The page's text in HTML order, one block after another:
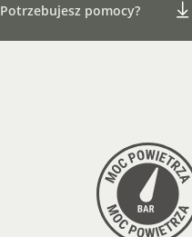
Potrzebujesz pomocy?